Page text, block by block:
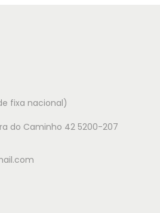
fixa nacional)
do Caminho 42 5200-207